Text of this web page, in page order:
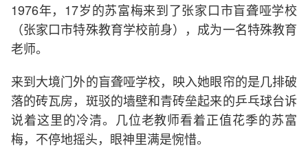
1976年，17岁的苏富梅来到了张家口市盲聋哑学校
（张家口市特殊教育学校前身），成为一名特殊教育
老师。
来到大境门外的盲聋哑学校，映入她眼帘的是几排破
落的砖瓦房，斑驳的墙壁和青砖垒起来的乒乓球台诉
说着这里的冷清。几位老教师看着正值花季的苏富
梅，不停地摇头，眼神里满是惋惜。